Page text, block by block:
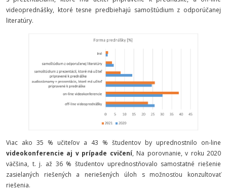
videoprednášky, ktoré tesne predbiehajú samoštúdium z odporúčanej
literatúry.
Viac ako 35 % učiteľov a 43 % študentov by uprednostnilo on-line
videokonferencie aj v prípade cvičení, Na porovnanie, v roku 2020
väčšina, t. j. až 36 % študentov uprednostňovalo samostatné riešenie
zasielaných riešených a neriešených úloh s možnosťou konzultovať
riešenia.